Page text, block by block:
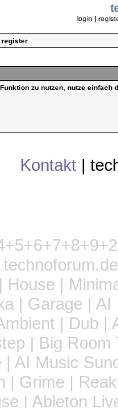
login |
register
zu nutzen, nutze
Kontakt |
House |
| Garage |
| Dub
| Big
AI Music
| Grime |
| Ableton